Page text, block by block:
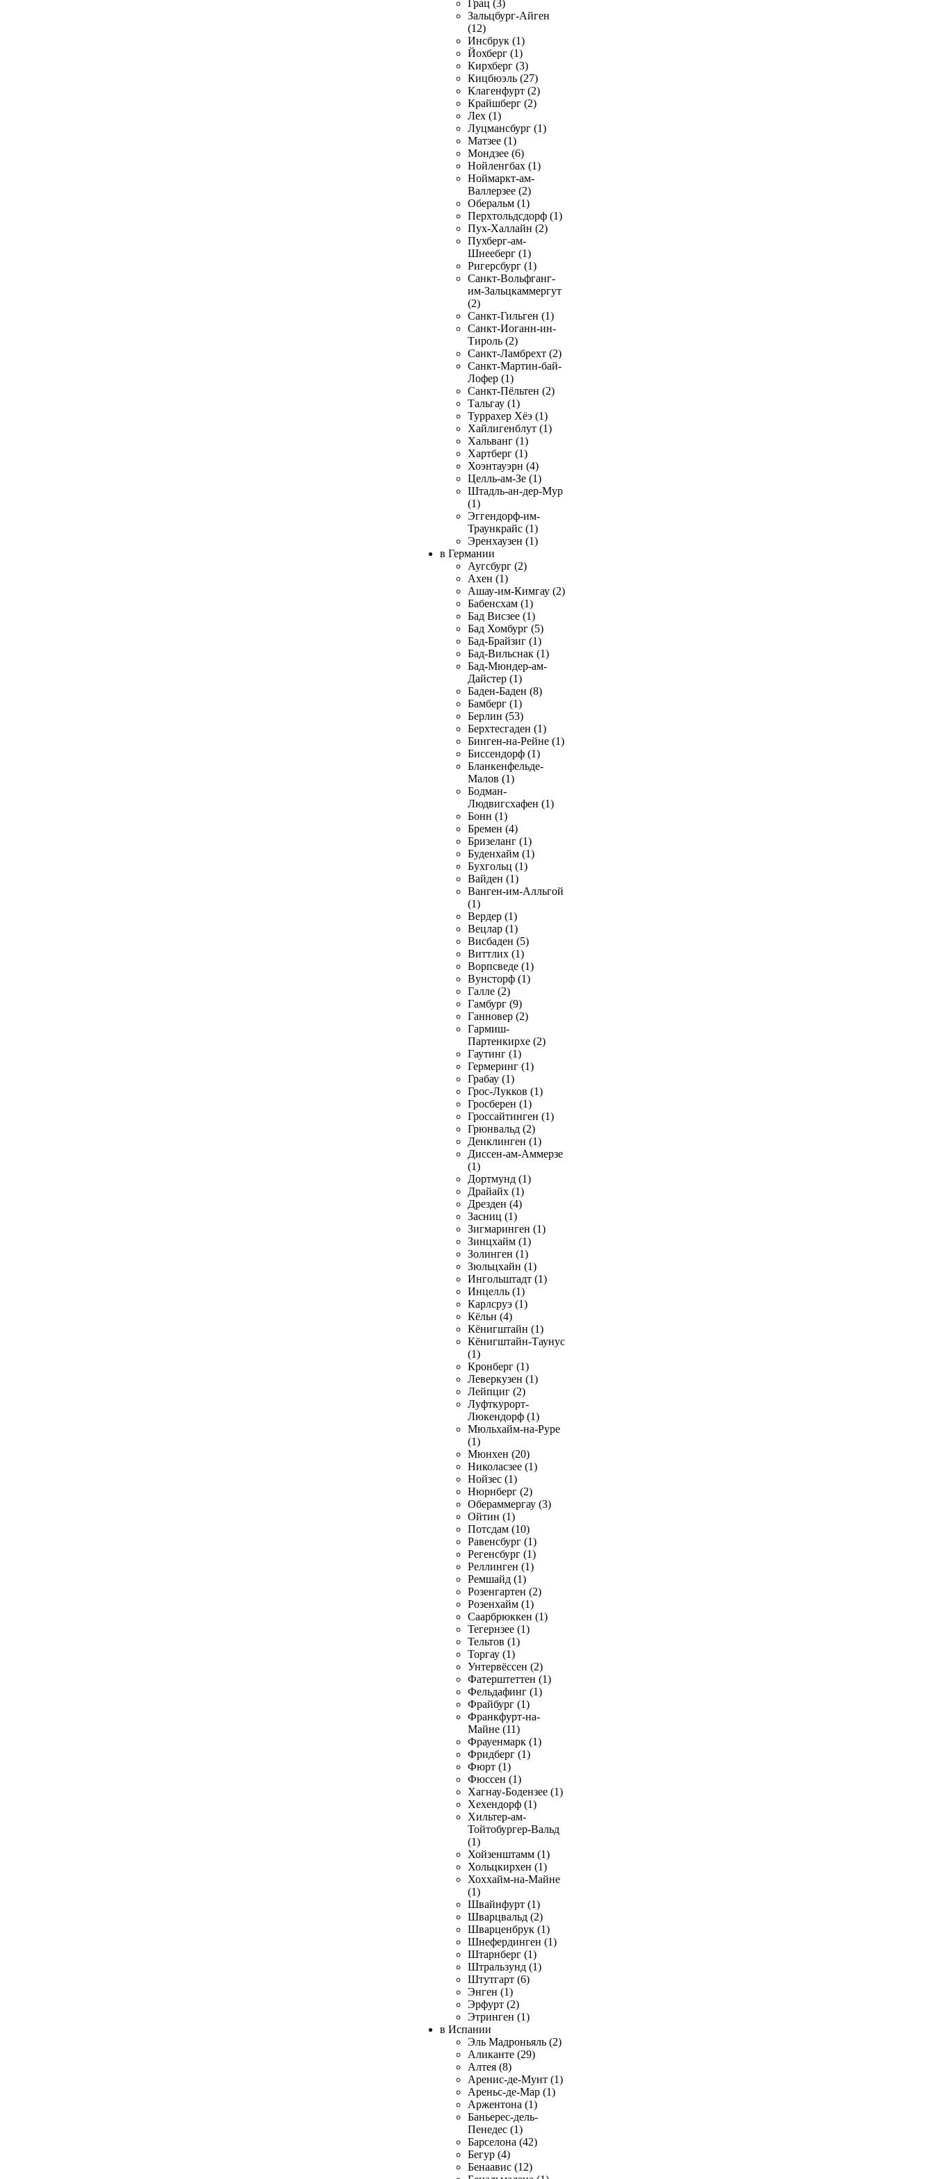
Грац (3)
Зальцбург-Айген
(12)
Инсбрук (1)
Йохберг (1)
Кирхберг (3)
Кицбюэль (27)
Клагенфурт (2)
Крайшберг (2)
Лех (1)
Луцмансбург (1)
Матзее (1)
Мондзее (6)
Нойленгбах (1)
Ноймаркт-ам-
Валлерзее (2)
Оберальм (1)
Перхтольдсдорф (1)
Пух-Халлайн (2)
Пухберг-ам-
Шнееберг (1)
Ригерсбург (1)
Санкт-Вольфганг-
им-Зальцкаммергут
(2)
Санкт-Гильген (1)
Санкт-Иоганн-ин-
Тироль (2)
Санкт-Ламбрехт (2)
Санкт-Мартин-бай-
Лофер (1)
Санкт-Пёльтен (2)
Тальгау (1)
Туррахер Хёэ (1)
Хайлигенблут (1)
Хальванг (1)
Хартберг (1)
Хоэнтауэрн (4)
Целль-ам-Зе (1)
Штадль-ан-дер-Мур
(1)
Эггендорф-им-
Траункрайс (1)
Эренхаузен (1)
в Германии
Аугсбург (2)
Ахен (1)
Ашау-им-Кимгау (2)
Бабенсхам (1)
Бад Висзее (1)
Бад Хомбург (5)
Бад-Брайзиг (1)
Бад-Вильснак (1)
Бад-Мюндер-ам-
Дайстер (1)
Баден-Баден (8)
Бамберг (1)
Берлин (53)
Берхтесгаден (1)
Бинген-на-Рейне (1)
Биссендорф (1)
Бланкенфельде-
Малов (1)
Бодман-
Людвигсхафен (1)
Бонн (1)
Бремен (4)
Бризеланг (1)
Буденхайм (1)
Бухгольц (1)
Вайден (1)
Ванген-им-Алльгой
(1)
Вердер (1)
Вецлар (1)
Висбаден (5)
Виттлих (1)
Ворпсведе (1)
Вунсторф (1)
Галле (2)
Гамбург (9)
Ганновер (2)
Гармиш-
Партенкирхе (2)
Гаутинг (1)
Гермеринг (1)
Грабау (1)
Грос-Лукков (1)
Гросберен (1)
Гроссайтинген (1)
Грюнвальд (2)
Денклинген (1)
Диссен-ам-Аммерзе
(1)
Дортмунд (1)
Драйайх (1)
Дрезден (4)
Засниц (1)
Зигмаринген (1)
Зинцхайм (1)
Золинген (1)
Зюльцхайн (1)
Ингольштадт (1)
Инцелль (1)
Карлсруэ (1)
Кёльн (4)
Кёнигштайн (1)
Кёнигштайн-Таунус
(1)
Кронберг (1)
Леверкузен (1)
Лейпциг (2)
Луфткурорт-
Люкендорф (1)
Мюльхайм-на-Руре
(1)
Мюнхен (20)
Николасзее (1)
Нойзес (1)
Нюрнберг (2)
Обераммергау (3)
Ойтин (1)
Потсдам (10)
Равенсбург (1)
Регенсбург (1)
Реллинген (1)
Ремшайд (1)
Розенгартен (2)
Розенхайм (1)
Саарбрюккен (1)
Тегернзее (1)
Тельтов (1)
Торгау (1)
Унтервёссен (2)
Фатерштеттен (1)
Фельдафинг (1)
Фрайбург (1)
Франкфурт-на-
Майне (11)
Фрауенмарк (1)
Фридберг (1)
Фюрт (1)
Фюссен (1)
Хагнау-Бодензее (1)
Хехендорф (1)
Хильтер-ам-
Тойтобургер-Вальд
(1)
Хойзенштамм (1)
Хольцкирхен (1)
Хоххайм-на-Майне
(1)
Швайнфурт (1)
Шварцвальд (2)
Шварценбрук (1)
Шнефердинген (1)
Штарнберг (1)
Штральзунд (1)
Штутгарт (6)
Энген (1)
Эрфурт (2)
Этринген (1)
в Испании
Эль Мадроньяль (2)
Аликанте (29)
Алтея (8)
Аренис-де-Мунт (1)
Ареньс-де-Мар (1)
Аржентона (1)
Баньерес-дель-
Пенедес (1)
Барселона (42)
Бегур (4)
Бенаавис (12)